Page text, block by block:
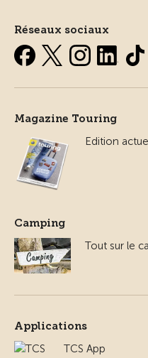
Réseaux sociaux
Magazine Touring
Edition
Camping
Tout sur le
Applications
TCS App